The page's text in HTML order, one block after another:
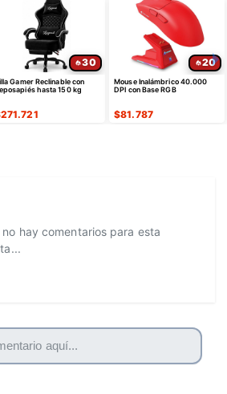
30
Gamer Reclinable con
hasta 150 kg
271.721
20
Mouse Inalámbrico 40.000
DPI con Base RGB
$81.787
no hay comentarios para esta